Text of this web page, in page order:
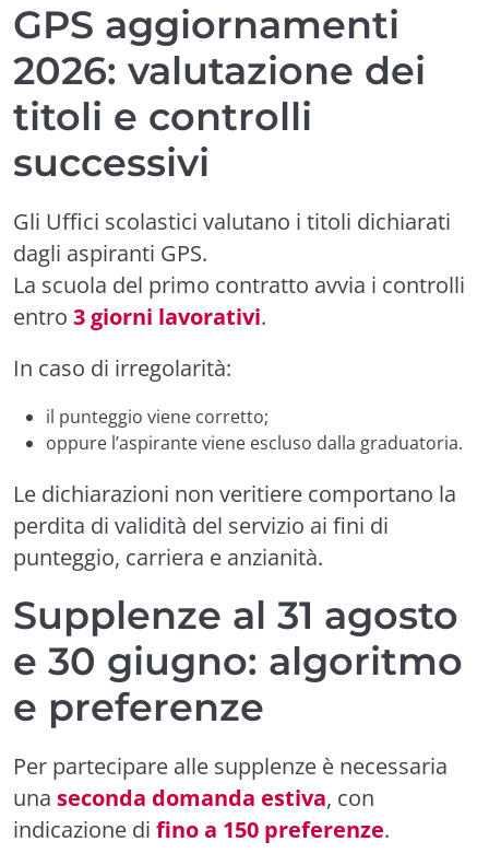
GPS aggiornamenti
2026: valutazione dei
titoli e controlli
successivi
Gli Uffici scolastici valutano i titoli dichiarati
dagli aspiranti GPS.
La scuola del primo contratto avvia i controlli
entro 3 giorni lavorativi.
In caso di irregolarità:
il punteggio viene corretto;
oppure l’aspirante viene escluso dalla graduatoria.
Le dichiarazioni non veritiere comportano la
perdita di validità del servizio ai fini di
punteggio, carriera e anzianità.
Supplenze al 31 agosto
e 30 giugno: algoritmo
e preferenze
Per partecipare alle supplenze è necessaria
una seconda domanda estiva, con
indicazione di fino a 150 preferenze.